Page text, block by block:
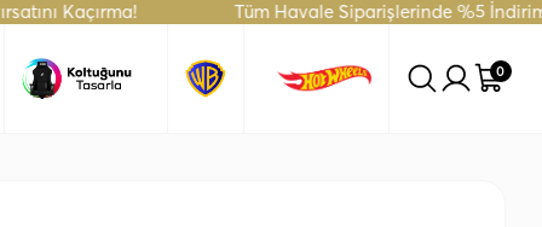
Tüm Havale Siparişlerinde %5 İndirim Fırsatı!
0